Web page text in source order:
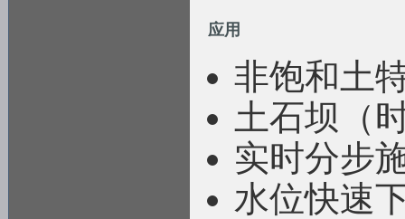
应用
非饱和土
土石坝（
实时分步
水位快速